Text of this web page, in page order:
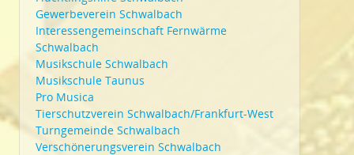
Gewerbeverein Schwalbach
Interessengemeinschaft Fernwärme
Schwalbach
Musikschule Schwalbach
Musikschule Taunus
Pro Musica
Tierschutzverein Schwalbach/Frankfurt-West
Turngemeinde Schwalbach
Verschönerungsverein Schwalbach